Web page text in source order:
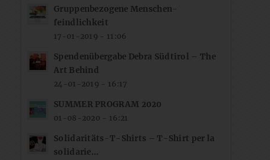
Gruppenbezogene Menschen-
feindlichkeit
17-01-2019 - 11:06
Spendenübergabe Debra Südtirol – The
Art Behind
24-01-2019 - 16:17
SUMMER PROGRAM 2020
01-08-2020 - 16:21
Solidaritäts-T-Shirts – T-Shirt per la
solidarie...